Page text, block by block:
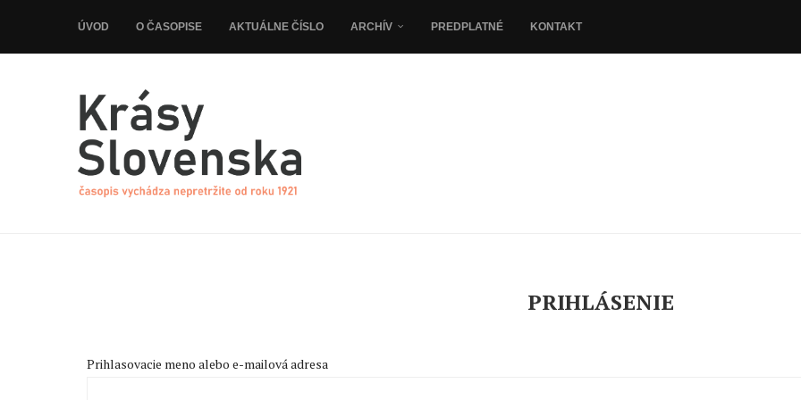
ÚVOD O ČASOPISE AKTUÁLNE ČÍSLO ARCHÍV PREDPLATNÉ KONTAKT
PRIHLÁSENIE
Prihlasovacie meno alebo e-mailová adresa